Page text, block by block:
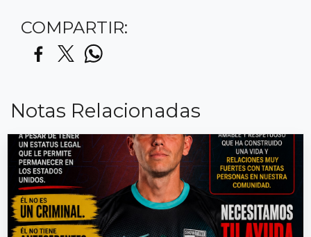
COMPARTIR:
Notas Relacionadas